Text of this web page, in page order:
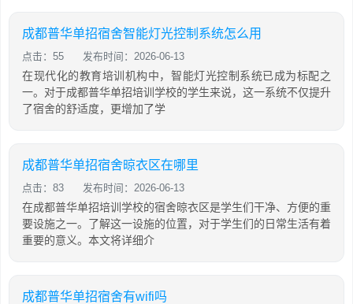
成都普华单招宿舍智能灯光控制系统怎么用
点击：55 发布时间：2026-06-13
在现代化的教育培训机构中，智能灯光控制系统已成为标配之
一。对于成都普华单招培训学校的学生来说，这一系统不仅提升
了宿舍的舒适度，更增加了学
成都普华单招宿舍晾衣区在哪里
点击：83 发布时间：2026-06-13
在成都普华单招培训学校的宿舍晾衣区是学生们干净、方便的重
要设施之一。了解这一设施的位置，对于学生们的日常生活有着
重要的意义。本文将详细介
成都普华单招宿舍有wifi吗